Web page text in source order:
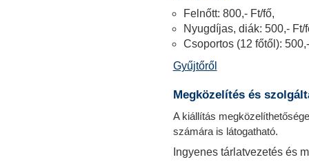
Felnőtt: 800,- Ft/fő,
Nyugdíjas, diák: 500,- Ft/
Csoportos (12 főtől):
Gyűjtőről
Megközelítés és
A kiállítás
számára is látogatható.
Ingyenes tárlatvezetés és